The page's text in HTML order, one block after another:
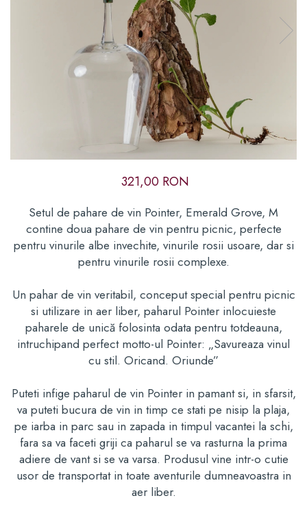
Cadouri corporate premium
Cadouri pentru cei care au
Card cadou
321,00 RON
Setul de pahare de vin Pointer, Emerald Grove, M
contine doua pahare de vin pentru picnic, perfecte
pentru vinurile albe invechite, vinurile rosii usoare, dar si
pentru vinurile rosii complexe.
Un pahar de vin veritabil, conceput special pentru picnic
si utilizare in aer liber, paharul Pointer inlocuieste
paharele de unică folosinta odata pentru totdeauna,
intruchipand perfect motto-ul Pointer: „Savureaza vinul
cu stil. Oricand. Oriunde”
Puteti infige paharul de vin Pointer in pamant si, in sfarsit,
va puteti bucura de vin in timp ce stati pe nisip la plaja,
pe iarba in parc sau in zapada in timpul vacantei la schi,
fara sa va faceti griji ca paharul se va rasturna la prima
adiere de vant si se va varsa. Produsul vine intr-o cutie
usor de transportat in toate aventurile dumneavoastra in
aer liber.